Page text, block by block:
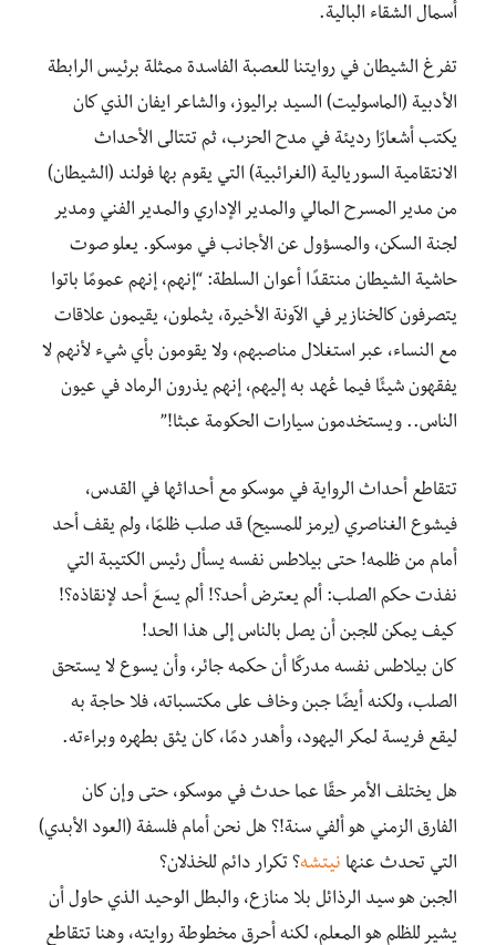
أسمال الشقاء البالية.
تفرغ الشيطان في روايتنا للعصبة الفاسدة ممثلة برئيس الرابطة
الأدبية (الماسوليت) السيد براليوز، والشاعر ايفان الذي كان
يكتب أشعارًا رديئة في مدح الحزب، ثم تتتالى الأحداث
الانتقامية السوريالية (الغرائبية) التي يقوم بها فولند (الشيطان)
من مدير المسرح المالي والمدير الإداري والمدير الفني ومدير
لجنة السكن، والمسؤول عن الأجانب في موسكو. يعلو صوت
حاشية الشيطان منتقدًا أعوان السلطة: “إنهم، إنهم عمومًا باتوا
يتصرفون كالخنازير في الآونة الأخيرة، يثملون، يقيمون علاقات
مع النساء، عبر استغلال مناصبهم، ولا يقومون بأي شيء لأنهم لا
يفقهون شيئًا فيما عُهد به إليهم، إنهم يذرون الرماد في عيون
الناس.. ويستخدمون سيارات الحكومة عبثا‪!‬”
تتقاطع أحداث الرواية في موسكو مع أحداثها في القدس،
فيشوع الغناصري (يرمز للمسيح) قد صلب ظلمًا، ولم يقف أحد
أمام من ظلمه! حتى بيلاطس نفسه يسأل رئيس الكتيبة التي
نفذت حكم الصلب: ألم يعترض أحد؟! ألم يسعَ أحد لإنقاذه؟‪!‬
كيف يمكن للجبن أن يصل بالناس إلى هذا الحد‪!‬
كان بيلاطس نفسه مدركًا أن حكمه جائر، وأن يسوع لا يستحق
الصلب، ولكنه أيضًا جبن وخاف على مكتسباته، فلا حاجة به
ليقع فريسة لمكر اليهود، وأهدر دمًا، كان يثق بطهره وبراءته‪.‬
هل يختلف الأمر حقًا عما حدث في موسكو، حتى وإن كان
الفارق الزمني هو ألفي سنة!؟‪ ‬هل نحن أمام فلسفة (العود الأبدي)
التي تحدث عنها نيتشه؟ تكرار دائم للخذلان؟
الجبن هو سيد الرذائل بلا منازع، والبطل الوحيد الذي حاول أن
يشير للظلم هو المعلم، لكنه أحرق مخطوطة روايته، وهنا تتقاطع